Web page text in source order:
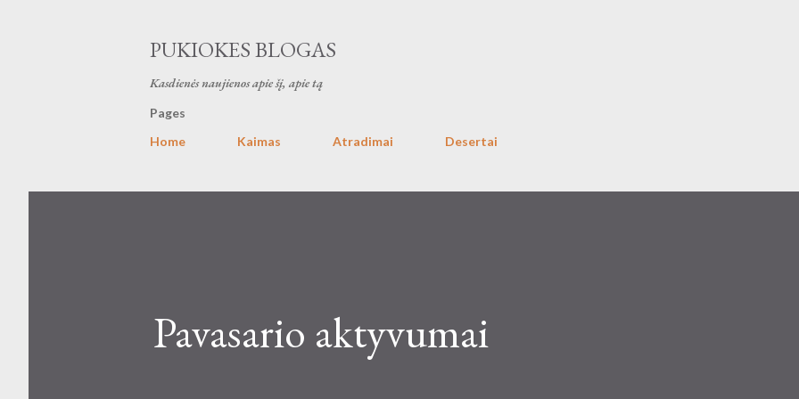
PUKIOKES BLOGAS
Kasdienės naujienos apie šį, apie tą
Pages
Home
Kaimas Atradimai Desertai
Pavasario aktyvumai